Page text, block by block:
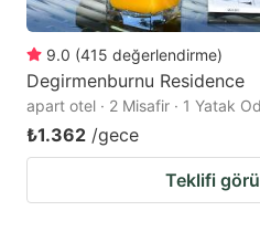
9.0 (415 değerlendirme)
Degirmenburnu Residence
apart otel · 2 Misafir · 1 Yatak
₺1.362 /gece
Teklifi